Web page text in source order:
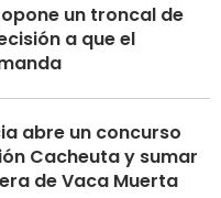
un troncal de
a que el
abre un concurso
Cacheuta y sumar
de Vaca Muerta